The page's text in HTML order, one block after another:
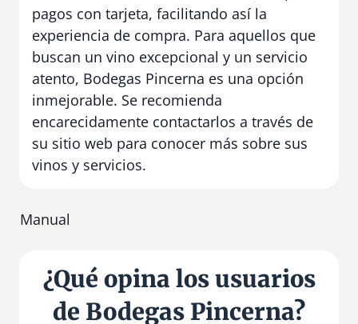
pagos con tarjeta, facilitando así la
experiencia de compra. Para aquellos que
buscan un vino excepcional y un servicio
atento, Bodegas Pincerna es una opción
inmejorable. Se recomienda
encarecidamente contactarlos a través de
su sitio web para conocer más sobre sus
vinos y servicios.
Manual
¿Qué opina los usuarios
de Bodegas Pincerna?